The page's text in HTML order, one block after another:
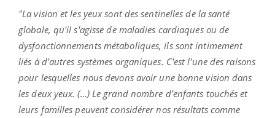
"La vision et les yeux sont des sentinelles de la santé
globale, qu'il s'agisse de maladies cardiaques ou de
dysfonctionnements métaboliques, ils sont intimement
liés à d'autres systèmes organiques. C'est l'une des raisons
pour lesquelles nous devons avoir une bonne vision dans
les deux yeux. (…) Le grand nombre d'enfants touchés et
leurs familles peuvent considérer nos résultats comme